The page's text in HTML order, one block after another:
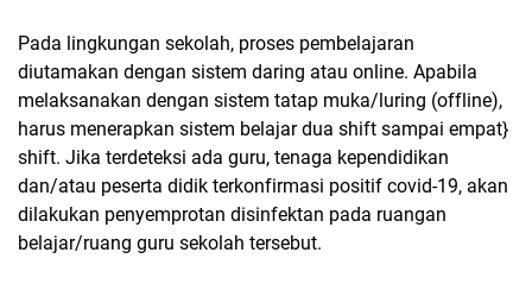
Pada lingkungan sekolah, proses pembelajaran
diutamakan dengan sistem daring atau online. Apabila
melaksanakan dengan sistem tatap muka/luring (offline),
harus menerapkan sistem belajar dua shift sampai empat}
shift. Jika terdeteksi ada guru, tenaga kependidikan
dan/atau peserta didik terkonfirmasi positif covid-19, akan
dilakukan penyemprotan disinfektan pada ruangan
belajar/ruang guru sekolah tersebut.